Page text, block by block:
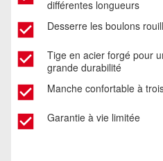
différentes longueurs
Desserre les boulons
Tige en acier forgé pour
grande durabilité
Manche confortable à
Garantie à vie limitée